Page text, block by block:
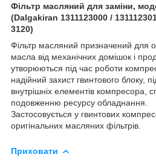
Фільтр масляний для заміни,
(Dalgakiran 1311123000 /
3120)
Фільтр масляний призначений для
масла від механічних домішок і
утворюються під час роботи
надійний захист гвинтового блоку,
внутрішніх елементів компресора,
подовженню ресурсу обладнання.
Застосовується у гвинтових
оригінальних масляних фільтрів.
Приховати